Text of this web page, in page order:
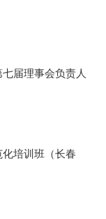
届理事会负责人
培训班（长春